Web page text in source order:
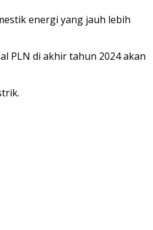
energi yang jauh lebih
PLN di akhir tahun 2024 akan